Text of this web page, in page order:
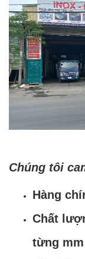
Chúng tôi
Hàng
Chất
từng mm